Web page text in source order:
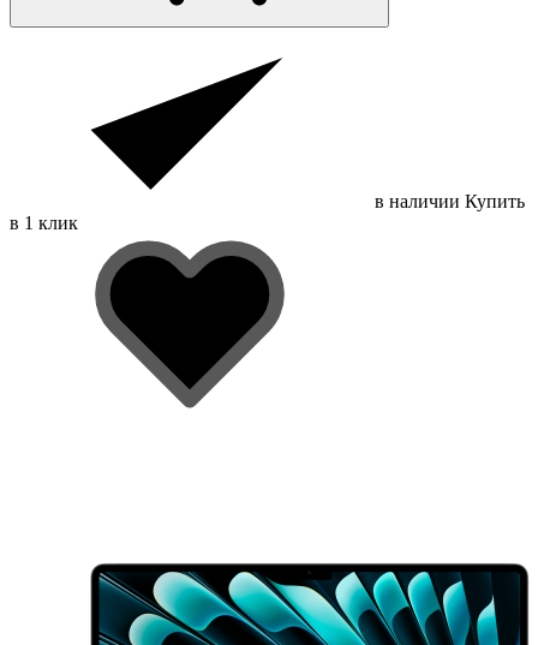
в наличии Купить
в 1 клик